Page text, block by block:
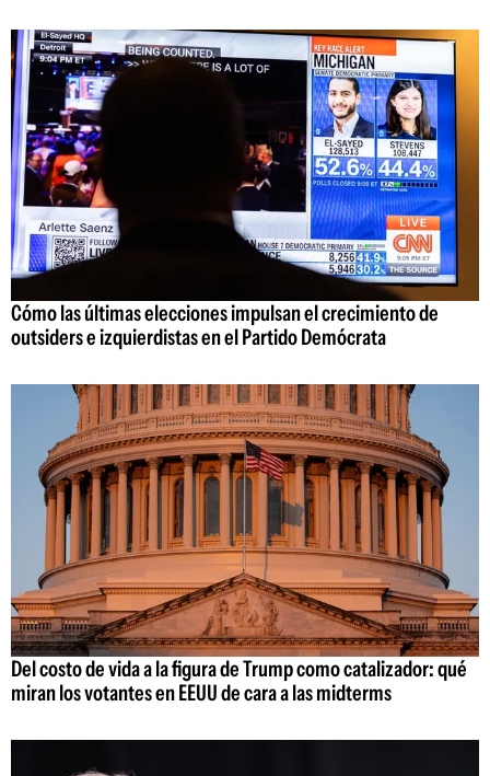
Cómo las últimas elecciones impulsan el crecimiento de
outsiders e izquierdistas en el Partido Demócrata
Del costo de vida a la figura de Trump como catalizador: qué
miran los votantes en EEUU de cara a las midterms